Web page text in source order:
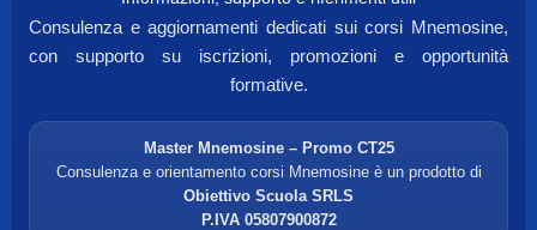
Consulenza e aggiornamenti dedicati sui corsi Mnemosine,
con supporto su iscrizioni, promozioni e opportunità
formative.
Master Mnemosine – Promo CT25
Consulenza e orientamento corsi Mnemosine è un prodotto di
Obiettivo Scuola SRLS
P.IVA 05807900872